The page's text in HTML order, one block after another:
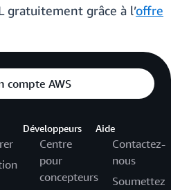
gratuitement grâce à l’offre
compte AWS
Développeurs
Centre
pour
concepteurs
Aide
Contactez-
nous
Soumettez